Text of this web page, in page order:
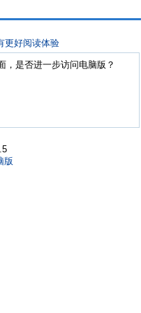
更好阅读体验
，是否进一步访问电脑版？
版